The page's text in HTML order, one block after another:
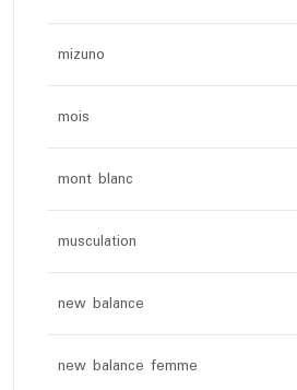
mizuno
mois
mont blanc
musculation
new balance
new balance femme